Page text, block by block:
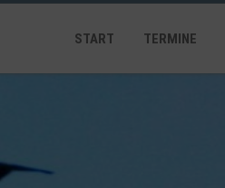
START TERMINE